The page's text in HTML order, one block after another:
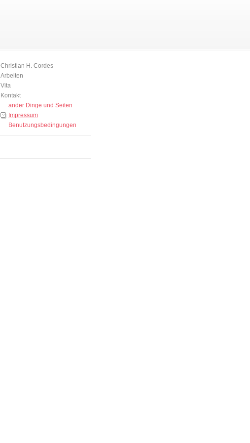
Christian H. Cordes
Arbeiten
Vita
Kontakt
ander Dinge und Seiten
Impressum
Benutzungsbedingungen